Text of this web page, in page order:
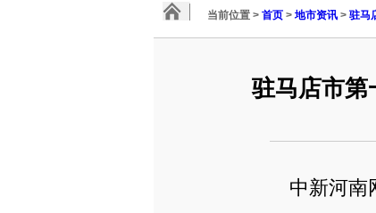
当前位置 > 首页 > 地市资讯 > 驻马
驻马店市第
中新河南